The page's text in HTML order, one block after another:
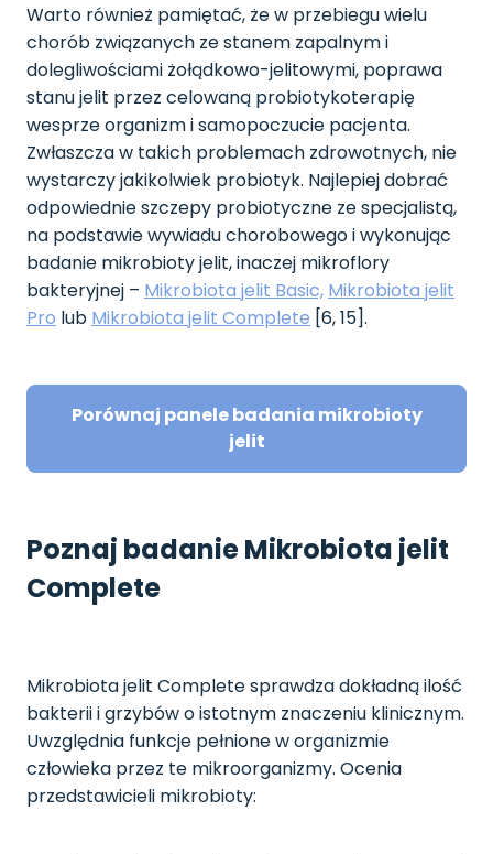
Warto również pamiętać, że w przebiegu wielu
chorób związanych ze stanem zapalnym i
dolegliwościami żołądkowo-jelitowymi, poprawa
stanu jelit przez celowaną probiotykoterapię
wesprze organizm i samopoczucie pacjenta.
Zwłaszcza w takich problemach zdrowotnych, nie
wystarczy jakikolwiek probiotyk. Najlepiej dobrać
odpowiednie szczepy probiotyczne ze specjalistą,
na podstawie wywiadu chorobowego i wykonując
badanie mikrobioty jelit, inaczej mikroflory
bakteryjnej – Mikrobiota jelit Basic, Mikrobiota jelit
Pro lub Mikrobiota jelit Complete [6, 15].
Porównaj panele badania mikrobioty
jelit
Poznaj badanie Mikrobiota jelit
Complete
Mikrobiota jelit Complete sprawdza dokładną ilość
bakterii i grzybów o istotnym znaczeniu klinicznym.
Uwzględnia funkcje pełnione w organizmie
człowieka przez te mikroorganizmy. Ocenia
przedstawicieli mikrobioty: